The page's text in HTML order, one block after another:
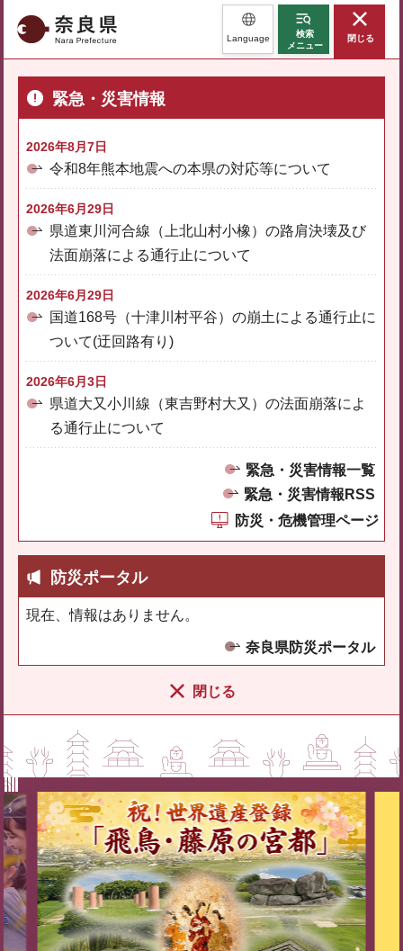
奈良県 Language
検索
メニュー
閉じる
緊急・災害情報
2026年8月7日
令和8年熊本地震への本県の対応等について
2026年6月29日
県道東川河合線（上北山村小橡）の路肩決壊及び
法面崩落による通行止について
2026年6月29日
国道168号（十津川村平谷）の崩土による通行止に
ついて(迂回路有り)
2026年6月3日
県道大又小川線（東吉野村大又）の法面崩落によ
る通行止について
緊急・災害情報一覧
緊急・災害情報RSS
防災・危機管理ページ
防災ポータル
現在、情報はありません。
奈良県防災ポータル
閉じる